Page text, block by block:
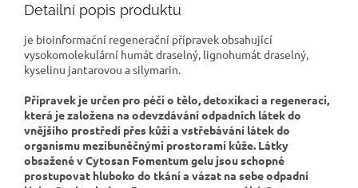
Detailní popis produktu
je bioinformační regenerační přípravek obsahující
vysokomolekulární humát draselný, lignohumát draselný,
kyselinu jantarovou a silymarin.
Přípravek je určen pro péči o tělo, detoxikaci a regeneraci,
která je založena na odevzdávání odpadních látek do
vnějšího prostředí přes kůži a vstřebávání látek do
organismu mezibuněčnými prostorami kůže. Látky
obsažené v Cytosan Fomentum gelu jsou schopné
prostupovat hluboko do tkání a vázat na sebe odpadní